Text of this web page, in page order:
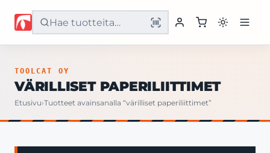
Etusivu
TOOLCAT OY
VÄRILLISET PAPERILIITTIMET
Etusivu›Tuotteet avainsanalla “värilliset paperiliittimet”